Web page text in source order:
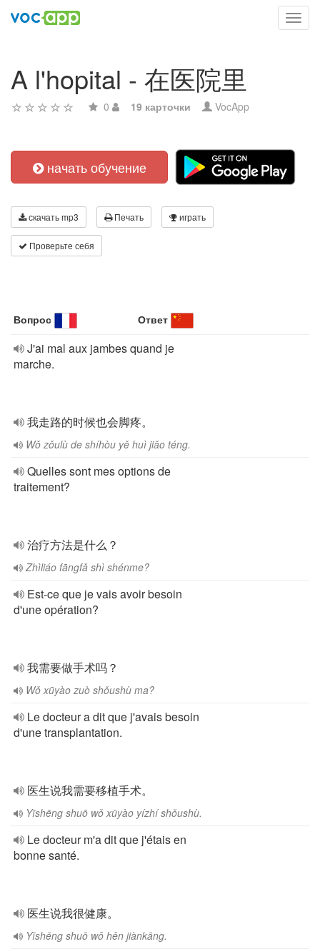
A l'hopital - 在医院里
0 19 карточки VocApp
начать обучение
скачать mp3 Печать играть
Проверьте себя
Вопрос Ответ
J'ai mal aux jambes quand je
marche.
我走路的时候也会脚疼。
Wǒ zǒulù de shíhòu yě huì jiǎo téng.
Quelles sont mes options de
traitement?
治疗方法是什么？
Zhìliáo fāngfǎ shì shénme?
Est-ce que je vais avoir besoin
d'une opération?
我需要做手术吗？
Wǒ xūyào zuò shǒushù ma?
Le docteur a dit que j'avais besoin
d'une transplantation.
医生说我需要移植手术。
Yīshēng shuō wǒ xūyào yízhí shǒushù.
Le docteur m'a dit que j'étais en
bonne santé.
医生说我很健康。
Yīshēng shuō wǒ hěn jiànkāng.